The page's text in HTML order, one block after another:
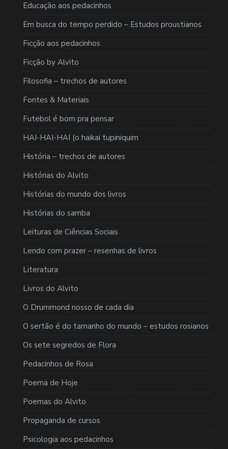
Educação aos pedacinhos
Em busca do tempo perdido – Estudos proustianos
Ficção aos pedacinhos
Ficção by Alvito
Filosofia – trechos de autores
Fontes & Materiais
Futebol é bom pra pensar
HAI-HAI-HAI (o haikai tupiniquim
História – trechos de autores
Histórias do Alvito
Histórias do mundo dos livros
Histórias do samba
Leituras de Ciências Sociais
Lendo com prazer – resenhas de livros
Literatura
Livros do Alvito
O Drummond nosso de cada dia
O sertão é do tamanho do mundo – estudos rosianos
Os sete segredos de Flora
Pedacinhos de Rosa
Poema de Hoje
Poemas do Alvito
Propaganda de cursos
Psicologia aos pedacinhos